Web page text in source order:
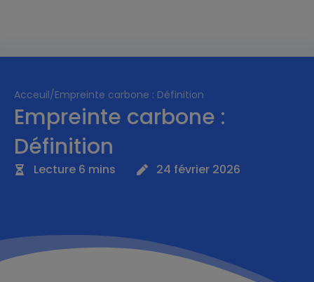
Acceuil/Empreinte carbone : Définition
Empreinte carbone :
Définition
Lecture 6 mins 24 février 2026